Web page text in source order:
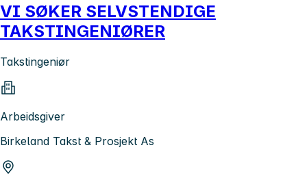
VI SØKER SELVSTENDIGE
TAKSTINGENIØRER
Takstingeniør
Arbeidsgiver
Birkeland Takst & Prosjekt As